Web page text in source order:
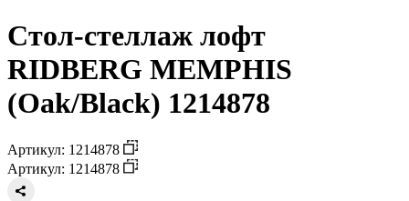
Стол-стеллаж лофт
RIDBERG MEMPHIS
(Oak/Black) 1214878
Артикул: 1214878
Артикул: 1214878